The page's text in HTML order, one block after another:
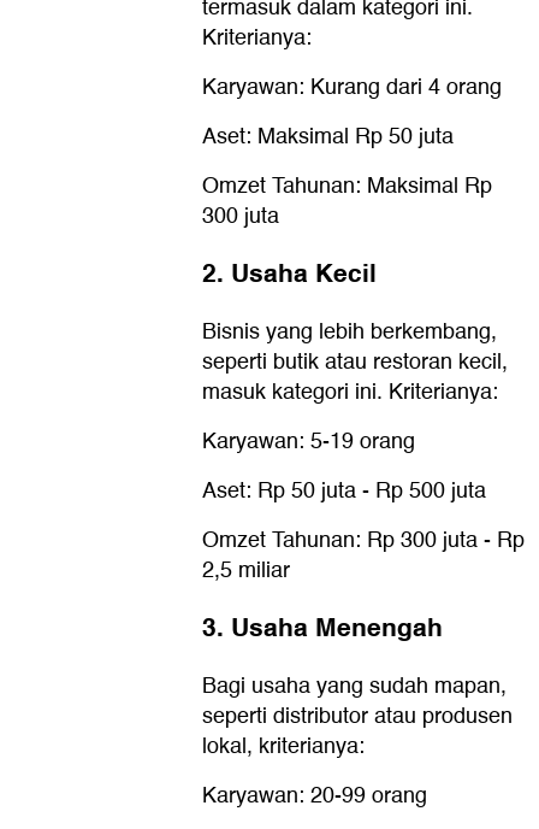
termasuk dalam kategori ini.
Kriterianya:
Karyawan: Kurang dari 4 orang
Aset: Maksimal Rp 50 juta
Omzet Tahunan: Maksimal Rp
300 juta
2. Usaha Kecil
Bisnis yang lebih berkembang,
seperti butik atau restoran kecil,
masuk kategori ini. Kriterianya:
Karyawan: 5-19 orang
Aset: Rp 50 juta - Rp 500 juta
Omzet Tahunan: Rp 300 juta - Rp
2,5 miliar
3. Usaha Menengah
Bagi usaha yang sudah mapan,
seperti distributor atau produsen
lokal, kriterianya:
Karyawan: 20-99 orang